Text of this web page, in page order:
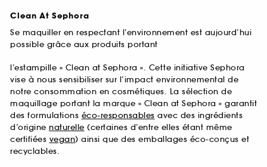
Clean At Sephora
Se maquiller en respectant l’environnement est aujourd’hui
possible grâce aux produits portant
l’estampille « Clean at Sephora ». Cette initiative Sephora
vise à nous sensibiliser sur l’impact environnemental de
notre consommation en cosmétiques. La sélection de
maquillage portant la marque « Clean at Sephora » garantit
des formulations éco-responsables avec des ingrédients
d’origine naturelle (certaines d’entre elles étant même
certifiées vegan) ainsi que des emballages éco-conçus et
recyclables.